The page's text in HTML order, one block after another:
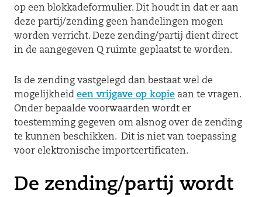
op een blokkadeformulier. Dit houdt in dat er aan
deze partij/zending geen handelingen mogen
worden verricht. Deze zending/partij dient direct
in de aangegeven Q ruimte geplaatst te worden.
Is de zending vastgelegd dan bestaat wel de
mogelijkheid een vrijgave op kopie aan te vragen.
Onder bepaalde voorwaarden wordt er
toestemming gegeven om alsnog over de zending
te kunnen beschikken. Dit is niet van toepassing
voor elektronische importcertificaten.
De zending/partij wordt